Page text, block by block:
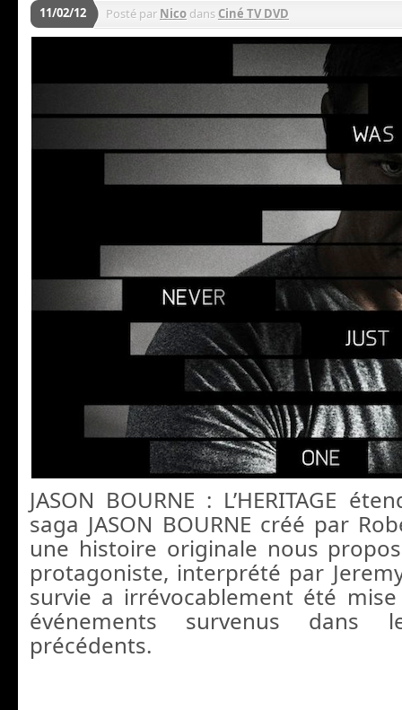
11/02/12 Posté par Nico dans Ciné TV DVD
JASON BOURNE : L’HERITAGE
saga JASON BOURNE créé par
une histoire originale nous
protagoniste, interprété par
survie a irrévocablement été
événements survenus dans
précédents.